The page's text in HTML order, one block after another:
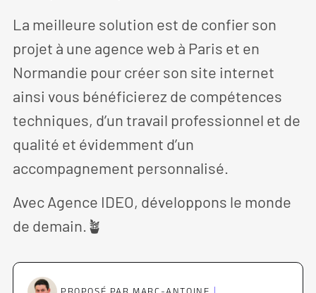
La meilleure solution est de confier son
projet à une agence web à Paris et en
Normandie pour créer son site internet
ainsi vous bénéficierez de compétences
techniques, d’un travail professionnel et de
qualité et évidemment d’un
accompagnement personnalisé.
Avec Agence IDEO, développons le monde
de demain.🪴